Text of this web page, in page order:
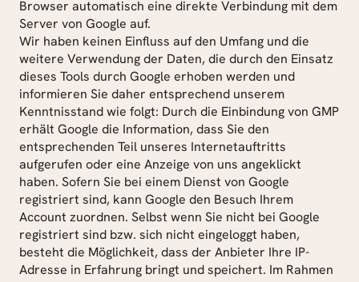
Browser automatisch eine direkte Verbindung mit dem
Server von Google auf.
Wir haben keinen Einfluss auf den Umfang und die
weitere Verwendung der Daten, die durch den Einsatz
dieses Tools durch Google erhoben werden und
informieren Sie daher entsprechend unserem
Kenntnisstand wie folgt: Durch die Einbindung von GMP
erhält Google die Information, dass Sie den
entsprechenden Teil unseres Internetauftritts
aufgerufen oder eine Anzeige von uns angeklickt
haben. Sofern Sie bei einem Dienst von Google
registriert sind, kann Google den Besuch Ihrem
Account zuordnen. Selbst wenn Sie nicht bei Google
registriert sind bzw. sich nicht eingeloggt haben,
besteht die Möglichkeit, dass der Anbieter Ihre IP-
Adresse in Erfahrung bringt und speichert. Im Rahmen